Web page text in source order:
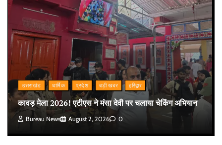
उत्तराखंड धार्मिक प्रदेश बड़ी खबर हरिद्वार
कावड़ मेला 2026! एटीएस ने मंसा देवी पर चलाया चेकिंग अभियान
Bureau News August 2, 2026 0